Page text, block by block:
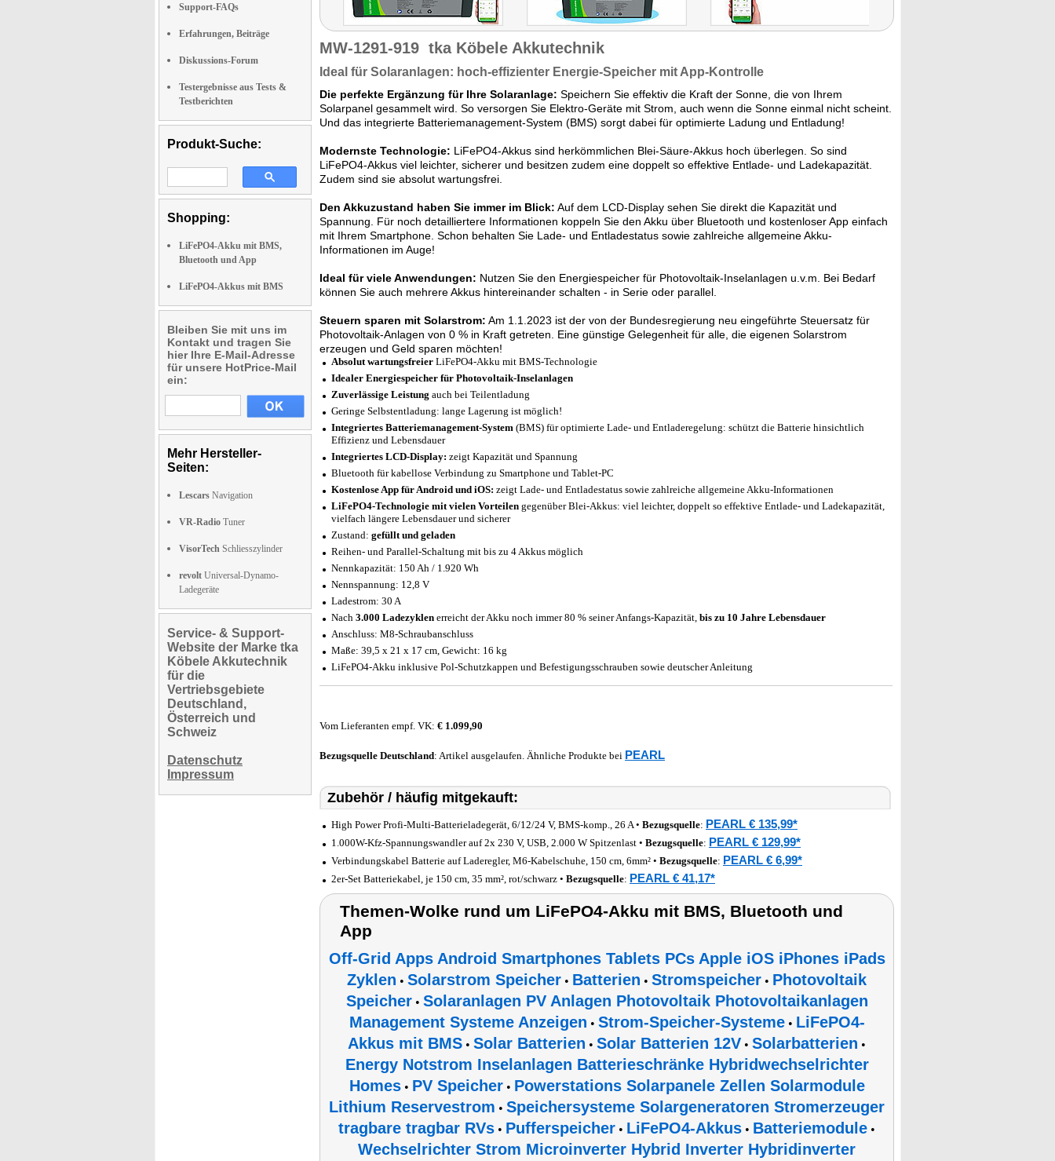
Support-FAQs
Erfahrungen, Beiträge
Diskussions-Forum
Testergebnisse aus Tests &
Testberichten
Produkt-Suche:
Shopping:
LiFePO4-Akku mit BMS,
Bluetooth und App
LiFePO4-Akkus mit BMS
Bleiben Sie mit uns im
Kontakt und tragen Sie
hier Ihre E-Mail-Adresse
für unsere HotPrice-Mail
ein:
Mehr Hersteller-
Seiten:
Lescars Navigation
VR-Radio Tuner
VisorTech Schliesszylinder
revolt Universal-Dynamo-
Ladegeräte
Service- & Support-
Website der Marke tka
Köbele Akkutechnik
für die
Vertriebsgebiete
Deutschland,
Österreich und
Schweiz
Datenschutz
Impressum
MW-1291-919 tka Köbele Akkutechnik
Ideal für Solaranlagen: hoch-effizienter Energie-Speicher mit App-Kontrolle
Die perfekte Ergänzung für Ihre Solaranlage: Speichern Sie effektiv die Kraft der Sonne, die von Ihrem
Solarpanel gesammelt wird. So versorgen Sie Elektro-Geräte mit Strom, auch wenn die Sonne einmal nicht scheint.
Und das integrierte Batteriemanagement-System (BMS) sorgt dabei für optimierte Ladung und Entladung!
Modernste Technologie: LiFePO4-Akkus sind herkömmlichen Blei-Säure-Akkus hoch überlegen. So sind
LiFePO4-Akkus viel leichter, sicherer und besitzen zudem eine doppelt so effektive Entlade- und Ladekapazität.
Zudem sind sie absolut wartungsfrei.
Den Akkuzustand haben Sie immer im Blick: Auf dem LCD-Display sehen Sie direkt die Kapazität und
Spannung. Für noch detailliertere Informationen koppeln Sie den Akku über Bluetooth und kostenloser App einfach
mit Ihrem Smartphone. Schon behalten Sie Lade- und Entladestatus sowie zahlreiche allgemeine Akku-
Informationen im Auge!
Ideal für viele Anwendungen: Nutzen Sie den Energiespeicher für Photovoltaik-Inselanlagen u.v.m. Bei Bedarf
können Sie auch mehrere Akkus hintereinander schalten - in Serie oder parallel.
Steuern sparen mit Solarstrom: Am 1.1.2023 ist der von der Bundesregierung neu eingeführte Steuersatz für
Photovoltaik-Anlagen von 0 % in Kraft getreten. Eine günstige Gelegenheit für alle, die eigenen Solarstrom
erzeugen und Geld sparen möchten!
Absolut wartungsfreier LiFePO4-Akku mit BMS-Technologie
Idealer Energiespeicher für Photovoltaik-Inselanlagen
Zuverlässige Leistung auch bei Teilentladung
Geringe Selbstentladung: lange Lagerung ist möglich!
Integriertes Batteriemanagement-System (BMS) für optimierte Lade- und Entladeregelung: schützt die Batterie hinsichtlich
Effizienz und Lebensdauer
Integriertes LCD-Display: zeigt Kapazität und Spannung
Bluetooth für kabellose Verbindung zu Smartphone und Tablet-PC
Kostenlose App für Android und iOS: zeigt Lade- und Entladestatus sowie zahlreiche allgemeine Akku-Informationen
LiFePO4-Technologie mit vielen Vorteilen gegenüber Blei-Akkus: viel leichter, doppelt so effektive Entlade- und Ladekapazität,
vielfach längere Lebensdauer und sicherer
Zustand: gefüllt und geladen
Reihen- und Parallel-Schaltung mit bis zu 4 Akkus möglich
Nennkapazität: 150 Ah / 1.920 Wh
Nennspannung: 12,8 V
Ladestrom: 30 A
Nach 3.000 Ladezyklen erreicht der Akku noch immer 80 % seiner Anfangs-Kapazität, bis zu 10 Jahre Lebensdauer
Anschluss: M8-Schraubanschluss
Maße: 39,5 x 21 x 17 cm, Gewicht: 16 kg
LiFePO4-Akku inklusive Pol-Schutzkappen und Befestigungsschrauben sowie deutscher Anleitung
Vom Lieferanten empf. VK: € 1.099,90
Bezugsquelle Deutschland: Artikel ausgelaufen. Ähnliche Produkte bei PEARL
Zubehör / häufig mitgekauft:
High Power Profi-Multi-Batterieladegerät, 6/12/24 V, BMS-komp., 26 A • Bezugsquelle: PEARL € 135,99*
1.000W-Kfz-Spannungswandler auf 2x 230 V, USB, 2.000 W Spitzenlast • Bezugsquelle: PEARL € 129,99*
Verbindungskabel Batterie auf Laderegler, M6-Kabelschuhe, 150 cm, 6mm² • Bezugsquelle: PEARL € 6,99*
2er-Set Batteriekabel, je 150 cm, 35 mm², rot/schwarz • Bezugsquelle: PEARL € 41,17*
Themen-Wolke rund um LiFePO4-Akku mit BMS, Bluetooth und
App
Off-Grid Apps Android Smartphones Tablets PCs Apple iOS iPhones iPads
Zyklen • Solarstrom Speicher • Batterien • Stromspeicher • Photovoltaik
Speicher• Solaranlagen PV Anlagen Photovoltaik Photovoltaikanlagen
Management Systeme Anzeigen • Strom-Speicher-Systeme• LiFePO4-
Akkus mit BMS • Solar Batterien • Solar Batterien 12V • Solarbatterien •
Energy Notstrom Inselanlagen Batterieschränke Hybridwechselrichter
Homes• PV Speicher• Powerstations Solarpanele Zellen Solarmodule
Lithium Reservestrom • Speichersysteme Solargeneratoren Stromerzeuger
tragbare tragbar RVs • Pufferspeicher • LiFePO4-Akkus • Batteriemodule •
Wechselrichter Strom Microinverter Hybrid Inverter Hybridinverter